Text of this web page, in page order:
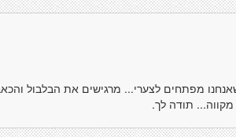
מפתחים לצערי... מרגישים את הבלבול
תודה לך.